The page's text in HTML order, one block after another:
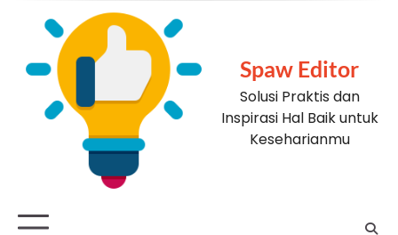
Spaw Editor
Solusi Praktis dan
Inspirasi Hal Baik untuk
Keseharianmu